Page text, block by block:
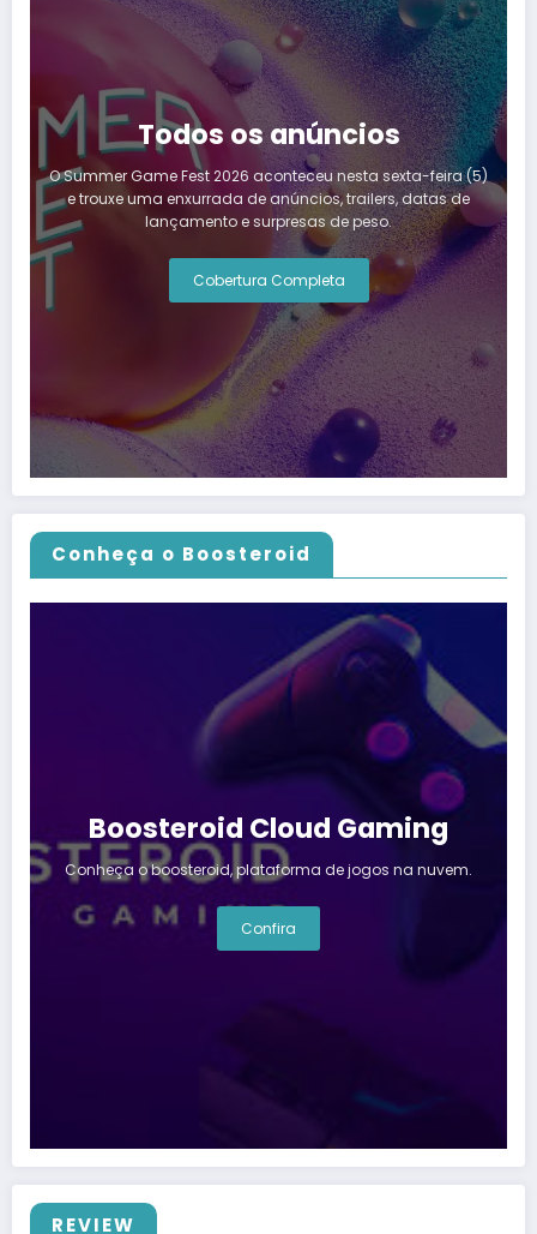
Todos os anúncios
O Summer Game Fest 2026 aconteceu nesta sexta-feira (5)
e trouxe uma enxurrada de anúncios, trailers, datas de
lançamento e surpresas de peso.
Cobertura Completa
Conheça o Boosteroid
Boosteroid Cloud Gaming
Conheça o boosteroid, plataforma de jogos na nuvem.
Confira
REVIEW